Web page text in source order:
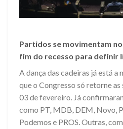
Partidos se movimentam
fim do recesso para definir
A dança das cadeiras já está a
que o Congresso só retorne
03 de fevereiro. Já
como PT, MDB, DEM, Novo,
Podemos e PROS. Outras,